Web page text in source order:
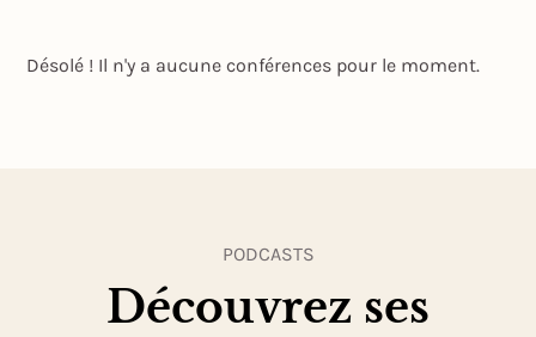
Désolé ! Il n'y a aucune conférences pour le moment.
PODCASTS
Découvrez ses